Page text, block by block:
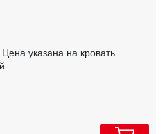
указана на кровать